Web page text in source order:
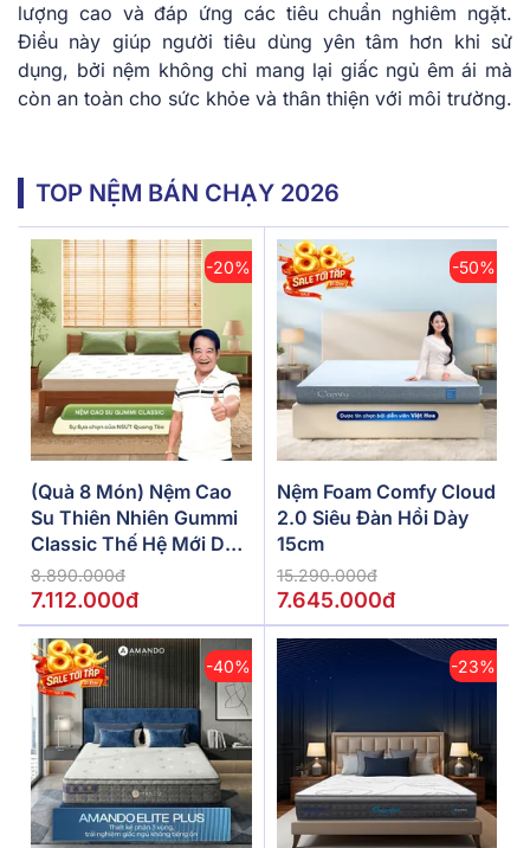
lượng cao và đáp ứng các tiêu chuẩn nghiêm ngặt.
Điều này giúp người tiêu dùng yên tâm hơn khi sử
dụng, bởi nệm không chỉ mang lại giấc ngủ êm ái mà
còn an toàn cho sức khỏe và thân thiện với môi trường.
TOP NỆM BÁN CHẠY 2026
-20%
(Quà 8 Món) Nệm Cao
Su Thiên Nhiên Gummi
Classic Thế Hệ Mới Dày
5/10/15cm
8.890.000đ
7.112.000đ
-50%
Nệm Foam Comfy Cloud
2.0 Siêu Đàn Hồi Dày
15cm
15.290.000đ
7.645.000đ
-40% -23%